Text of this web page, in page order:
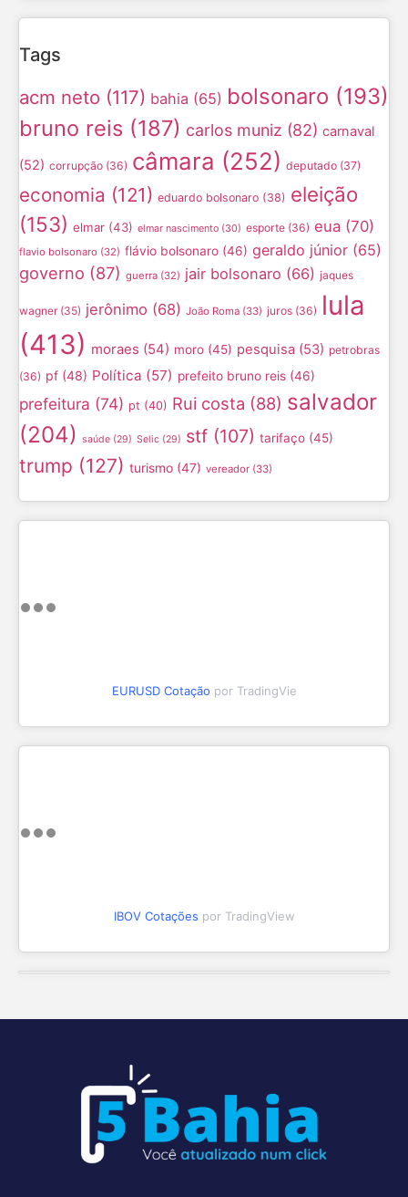
Tags
acm neto (117) bahia (65) bolsonaro (193)
bruno reis (187) carlos muniz (82) carnaval
(52) corrupção (36) câmara (252) deputado (37)
economia (121) eduardo bolsonaro (38) eleição
(153) elmar (43) elmar nascimento (30) esporte (36) eua (70)
flavio bolsonaro (32) flávio bolsonaro (46) geraldo júnior (65)
governo (87) guerra (32) jair bolsonaro (66) jaques
wagner(35) jerônimo (68) João Roma (33) juros (36) lula
(413) moraes (54) moro (45) pesquisa (53) petrobras
(36) pf (48) Política (57) prefeito bruno reis (46)
prefeitura (74) pt (40) Rui costa (88) salvador
(204) saúde (29) Selic (29) stf (107) tarifaço (45)
trump (127) turismo (47) vereador (33)
EURUSD Cotação por TradingVie
IBOV Cotações por TradingView